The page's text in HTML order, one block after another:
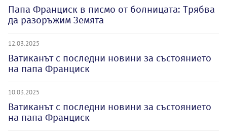
Папа Франциск в писмо от болницата: Трябва
да разоръжим Земята
12.03.2025
Ватиканът с последни новини за състоянието
на папа Франциск
10.03.2025
Ватиканът с последни новини за състоянието
на папа Франциск